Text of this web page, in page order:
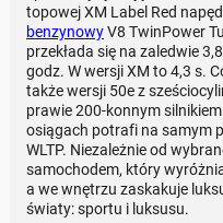
topowej XM Label Red
benzynowyV8 TwinPower
przekłada się na zaledwie
godz. W wersji XM to 4,3 s.
także wersji 50e z
prawie 200-konnym
osiągach potrafi na samym
WLTP. Niezależnie od
samochodem, który
a we wnętrzu zaskakuje
światy: sportu i luksusu.